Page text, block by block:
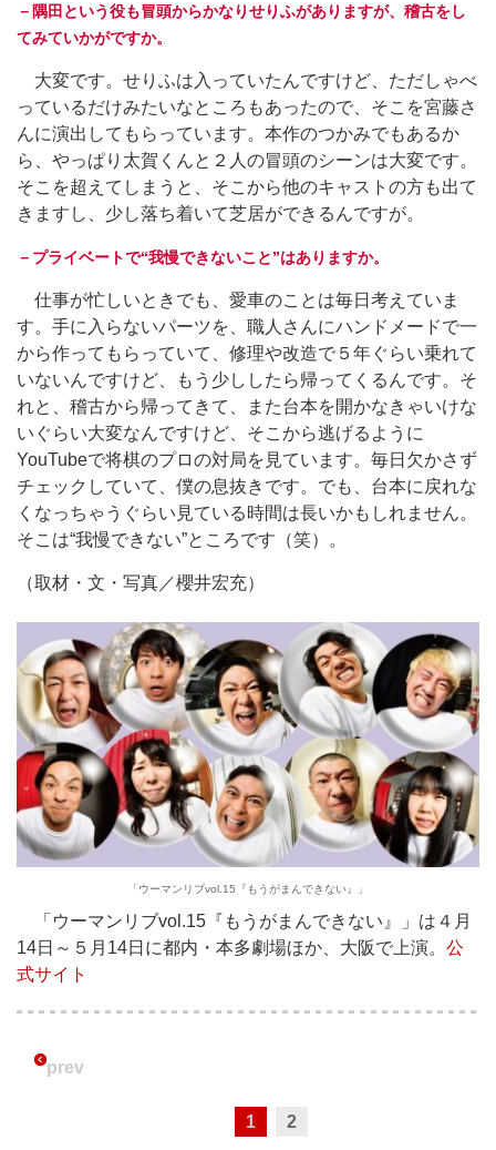
－隅田という役も冒頭からかなりせりふがありますが、稽古をし
てみていかがですか。
大変です。せりふは入っていたんですけど、ただしゃべ
っているだけみたいなところもあったので、そこを宮藤さ
んに演出してもらっています。本作のつかみでもあるか
ら、やっぱり太賀くんと２人の冒頭のシーンは大変です。
そこを超えてしまうと、そこから他のキャストの方も出て
きますし、少し落ち着いて芝居ができるんですが。
－プライベートで“我慢できないこと”はありますか。
仕事が忙しいときでも、愛車のことは毎日考えていま
す。手に入らないパーツを、職人さんにハンドメードで一
から作ってもらっていて、修理や改造で５年ぐらい乗れて
いないんですけど、もう少ししたら帰ってくるんです。そ
れと、稽古から帰ってきて、また台本を開かなきゃいけな
いぐらい大変なんですけど、そこから逃げるように
YouTubeで将棋のプロの対局を見ています。毎日欠かさず
チェックしていて、僕の息抜きです。でも、台本に戻れな
くなっちゃうぐらい見ている時間は長いかもしれません。
そこは“我慢できない”ところです（笑）。
（取材・文・写真／櫻井宏充）
「ウーマンリブvol.15『もうがまんできない』」
「ウーマンリブvol.15『もうがまんできない』」は４月
14日～５月14日に都内・本多劇場ほか、大阪で上演。 公
式サイト
prev
1 2